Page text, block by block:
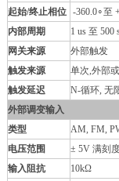
起始/终止相位 -360.0∘至
内部周期
1 us 至 500
网关来源
外部触发
触发来源
单次,外部
触发延迟
N-循环, 无
外部调变输入
类型
AM, FM,
电压范围
± 5V 满刻
输入阻抗
10kΩ